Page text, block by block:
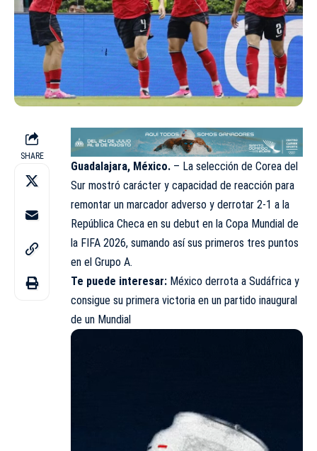
SHARE
Guadalajara, México. – La selección de Corea del
Sur mostró carácter y capacidad de reacción para
remontar un marcador adverso y derrotar 2-1 a la
República Checa en su debut en la Copa Mundial de
la FIFA 2026, sumando así sus primeros tres puntos
en el Grupo A.
Te puede interesar: México derrota a Sudáfrica y
consigue su primera victoria en un partido inaugural
de un Mundial